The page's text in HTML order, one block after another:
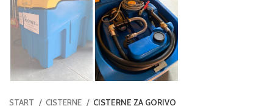
START CISTERNE CISTERNE ZA GORIVO